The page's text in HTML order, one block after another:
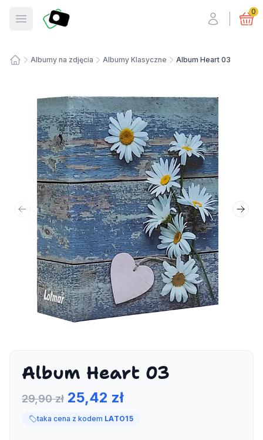
Otwórz menu
Fotosmart 0
Albumy na zdjęcia Albumy Klasyczne Album Heart 03
Poprzedni slajd
Album Heart 03
29,90 zł 25,42 zł
taka cena z kodem LATO15